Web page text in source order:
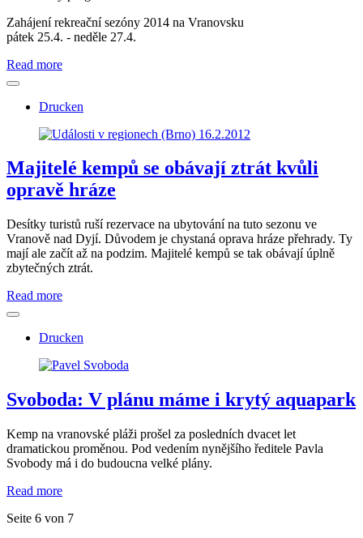
Zahájení rekreační sezóny 2014 na Vranovsku
pátek 25.4. - neděle 27.4.
Read more
Drucken
Majitelé kempů se obávají ztrát kvůli
opravě hráze
Desítky turistů ruší rezervace na ubytování na tuto sezonu ve
Vranově nad Dyjí. Důvodem je chystaná oprava hráze přehrady. Ty
mají ale začít až na podzim. Majitelé kempů se tak obávají úplně
zbytečných ztrát.
Read more
Drucken
Svoboda: V plánu máme i krytý aquapark
Kemp na vranovské pláži prošel za posledních dvacet let
dramatickou proměnou. Pod vedením nynějšího ředitele Pavla
Svobody má i do budoucna velké plány.
Read more
Seite 6 von 7